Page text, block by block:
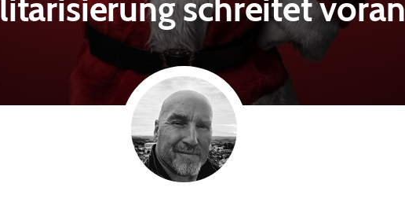
schreitet voran